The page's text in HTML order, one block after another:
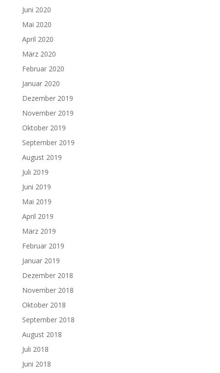
Juni 2020
Mai 2020
April 2020
März 2020
Februar 2020
Januar 2020
Dezember 2019
November 2019
Oktober 2019
September 2019
August 2019
Juli 2019
Juni 2019
Mai 2019
April 2019
März 2019
Februar 2019
Januar 2019
Dezember 2018
November 2018
Oktober 2018
September 2018
August 2018
Juli 2018
Juni 2018